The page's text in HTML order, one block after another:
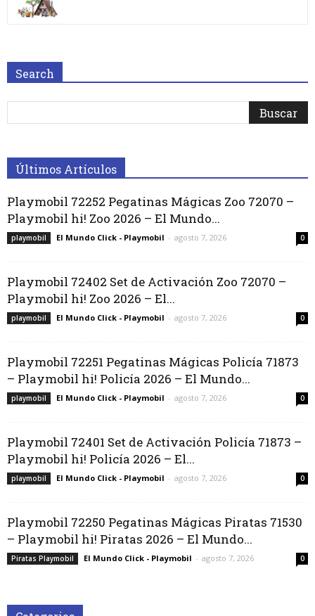
Search
Últimos Artículos
Playmobil 72252 Pegatinas Mágicas Zoo 72070 –
Playmobil hi! Zoo 2026 – El Mundo...
playmobil El Mundo Click - Playmobil - agosto 7, 2026 0
Playmobil 72402 Set de Activación Zoo 72070 –
Playmobil hi! Zoo 2026 – El...
playmobil El Mundo Click - Playmobil - agosto 7, 2026 0
Playmobil 72251 Pegatinas Mágicas Policía 71873
– Playmobil hi! Policía 2026 – El Mundo...
playmobil El Mundo Click - Playmobil - agosto 7, 2026 0
Playmobil 72401 Set de Activación Policía 71873 –
Playmobil hi! Policía 2026 – El...
playmobil El Mundo Click - Playmobil - agosto 7, 2026 0
Playmobil 72250 Pegatinas Mágicas Piratas 71530
– Playmobil hi! Piratas 2026 – El Mundo...
Piratas Playmobil El Mundo Click - Playmobil - agosto 7, 2026 0